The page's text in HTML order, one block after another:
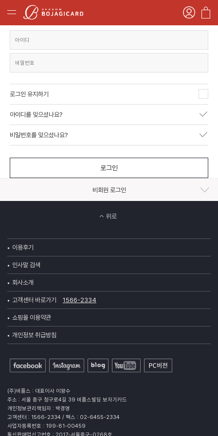
로그인 유지하기
아이디를 잊으셨나요?
비밀번호를 잊으셨나요?
로그인
비회원 로그인
위로
이용후기
인사말 검색
회사소개
고객센터 바로가기 1566-2334
쇼핑몰 이용약관
개인정보 취급방침
(주)비플스 : 대표이사 이왕수
주소 : 서울 중구 청구로4길 39 비플스빌딩 보자기카드
개인정보관리책임자 : 박경영
고객센터 : 1566-2334 / 팩스 : 02-6455-2334
사업자등록번호 : 199-81-00459